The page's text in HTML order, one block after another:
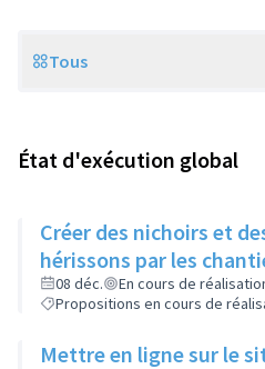
Scope
Tous
État d'exécution global
Créer des nichoirs et
hérissons par les
08 déc.
En cours de
Propositions en cours de
Mettre en ligne sur le